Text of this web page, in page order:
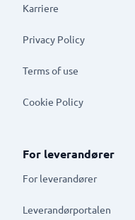
Karriere
Privacy Policy
Terms of use
Cookie Policy
For leverandører
For leverandører
Leverandørportalen